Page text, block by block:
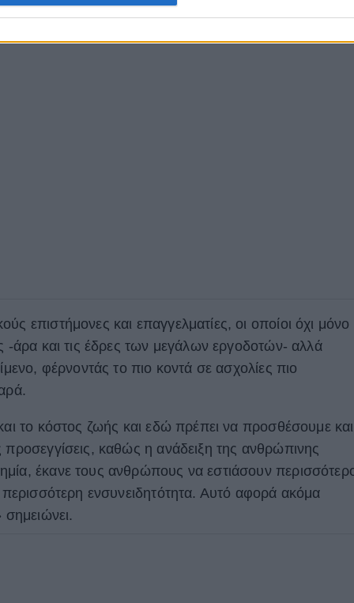
επιστήμονες και επαγγελματίες, οι οποίοι όχι μόνο
-άρα και τις έδρες των μεγάλων εργοδοτών- αλλά
φέρνοντάς το πιο κοντά σε ασχολίες πιο
το κόστος ζωής και εδώ πρέπει να προσθέσουμε και
προσεγγίσεις, καθώς η ανάδειξη της ανθρώπινης
έκανε τους ανθρώπους να εστιάσουν
ενσυνειδητότητα. Αυτό αφορά ακόμα
σημειώνει.